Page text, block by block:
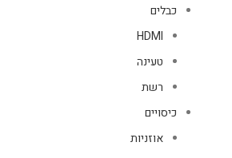
כבלים
HDMI
טעינה
רשת
כיסויים
אוזניות